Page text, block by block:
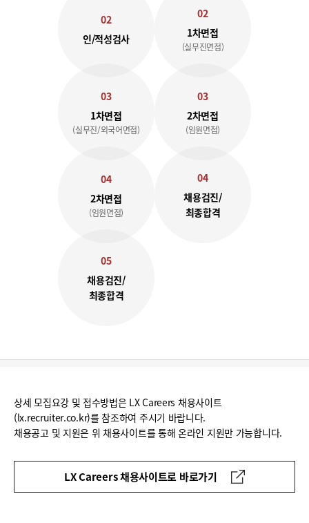
02
인/적성검사
03
1차면접
(실무진/외국어면접)
04
2차면접
(임원면접)
05
채용검진/
최종합격
02
1차면접
(실무진면접)
03
2차면접
(임원면접)
04
채용검진/
최종합격
상세 모집요강 및 접수방법은 LX Careers 채용사이트
(lx.recruiter.co.kr)를 참조하여 주시기 바랍니다.
채용공고 및 지원은 위 채용사이트를 통해 온라인 지원만 가능합니다.
LX Careers 채용사이트로 바로가기